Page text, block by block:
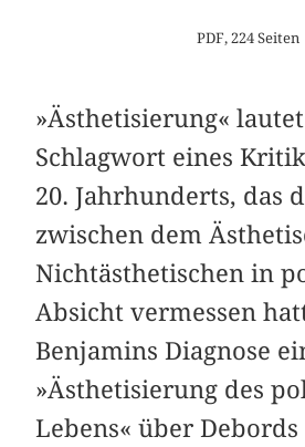
PDF, 224 Seiten
»Ästhetisierung«
Schlagwort eines
20. Jahrhunderts, das
zwischen dem
Nichtästhetischen in
Absicht vermessen
Benjamins Diagnose
»Ästhetisierung des
Lebens« über Debords